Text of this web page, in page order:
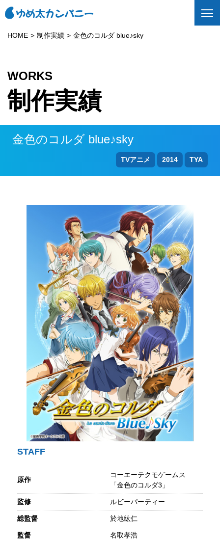
HOME 制作実績 金色のコルダ blue♪sky
WORKS
制作実績
金色のコルダ blue♪sky
TVアニメ 2014 TYA
STAFF
原作
コーエーテクモゲームス
「金色のコルダ3」
監修 ルビーパーティー
総監督 於地紘仁
監督 名取孝浩